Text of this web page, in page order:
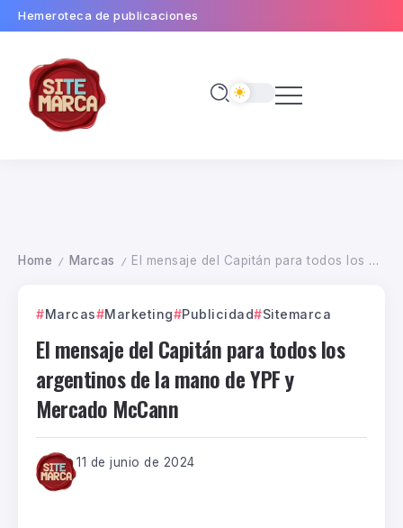
Hemeroteca de publicaciones
Home / Marcas / El mensaje del Capitán para todos los argentinos de la mano de YPF y Mercado McCann
Marcas Marketing Publicidad Sitemarca
El mensaje del Capitán para todos los
argentinos de la mano de YPF y
Mercado McCann
11 de junio de 2024